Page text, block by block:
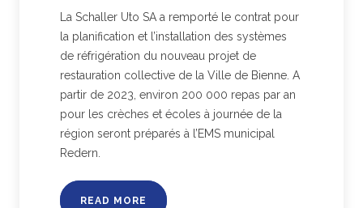
La Schaller Uto SA a remporté le contrat pour
la planification et l’installation des systèmes
de réfrigération du nouveau projet de
restauration collective de la Ville de Bienne. A
partir de 2023, environ 200 000 repas par an
pour les crèches et écoles à journée de la
région seront préparés à l’EMS municipal
Redern.
READ MORE